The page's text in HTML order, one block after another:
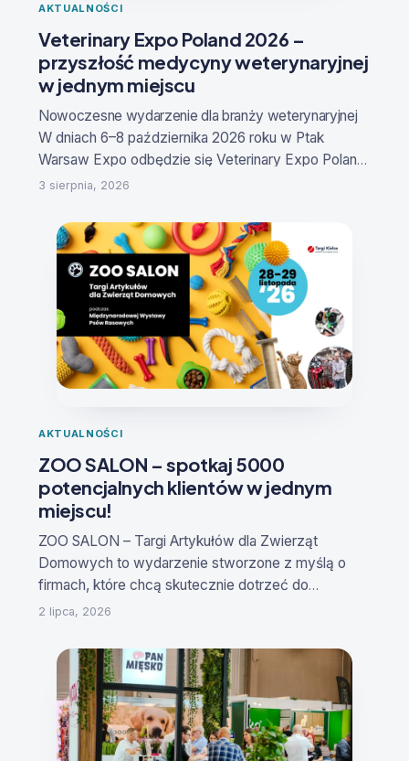
AKTUALNOŚCI
Veterinary Expo Poland 2026 –
przyszłość medycyny weterynaryjnej
w jednym miejscu
Nowoczesne wydarzenie dla branży weterynaryjnej
W dniach 6–8 października 2026 roku w Ptak
Warsaw Expo odbędzie się Veterinary Expo Poland
– Targi Produktów i Innowacji dla Medycyny
stworzone z myślą o lekarzach weterynarii,
właścicielach klinik i gabinetów, technikach
weterynaryjnych, hodowcach, producentach,
dystrybutorach oraz firmach rozwijających
nowoczesne rozwiązania dla sektora animal
health.Reklama
Prezentacja innowacji i praktycznych rozwiązań
Veterinary Expo Poland to przestrzeń prezentacji
innowacji, technologii i praktycznych rozwiązań,
które odpowiadają na aktualne potrzeby branży
weterynaryjnej. Podczas targów zaprezentowane
zostaną m.in. produkty z zakresu farmacji i leków,
sprzętu diagnostycznego, narzędzi chirurgicznych,
pooperacyjnej, telemedycyny, monitoringu stanu
zdrowia, dietetyki zwierząt oraz systemów
wspierających zarządzanie klinikami
weterynaryjnymi.
3 sierpnia, 2026
AKTUALNOŚCI
ZOO SALON – spotkaj 5000
potencjalnych klientów w jednym
miejscu!
ZOO SALON – Targi Artykułów dla Zwierząt
Domowych to wydarzenie stworzone z myślą o
firmach, które chcą skutecznie dotrzeć do
właścicieli zwierząt i zwiększyć sprzedaż swoich
2 lipca, 2026